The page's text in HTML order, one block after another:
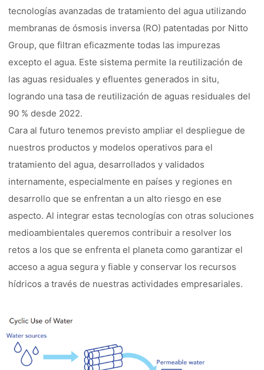
tecnologías avanzadas de tratamiento del agua utilizando
membranas de ósmosis inversa (RO) patentadas por Nitto
Group, que filtran eficazmente todas las impurezas
excepto el agua. Este sistema permite la reutilización de
las aguas residuales y efluentes generados in situ,
logrando una tasa de reutilización de aguas residuales del
90 % desde 2022.
Cara al futuro tenemos previsto ampliar el despliegue de
nuestros productos y modelos operativos para el
tratamiento del agua, desarrollados y validados
internamente, especialmente en países y regiones en
desarrollo que se enfrentan a un alto riesgo en ese
aspecto. Al integrar estas tecnologías con otras soluciones
medioambientales queremos contribuir a resolver los
retos a los que se enfrenta el planeta como garantizar el
acceso a agua segura y fiable y conservar los recursos
hídricos a través de nuestras actividades empresariales.